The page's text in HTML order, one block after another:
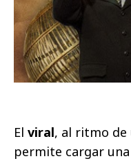
El viral, al ritmo de
permite cargar